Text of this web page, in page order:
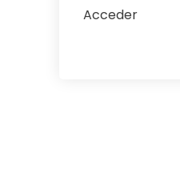
Acceder